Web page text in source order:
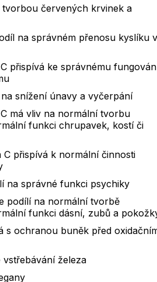
tvorbou červených krvinek a
na správném přenosu kyslíku v
přispívá ke správnému
snížení únavy a vyčerpání
má vliv na normální tvorbu
funkci chrupavek, kostí či
C přispívá k normální činnosti
na správné funkci psychiky
podílí na normální tvorbě
funkci dásní, zubů a
s ochranou buněk před
vstřebávání železa